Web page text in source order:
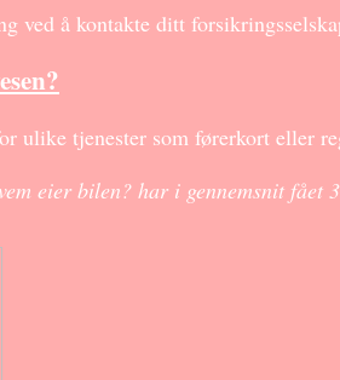
å kontakte ditt
ulike tjenester som førerkort eller
eier bilen? har i gennemsnit fået